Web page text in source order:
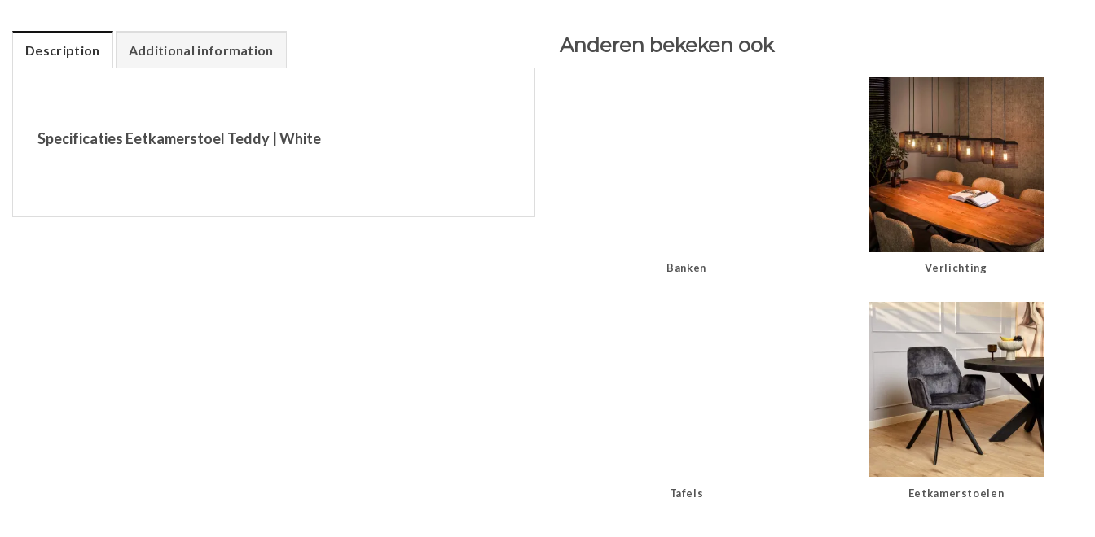
Description Additional information
Specificaties Eetkamerstoel Teddy | White
Anderen bekeken ook
Banken Verlichting
Tafels Eetkamerstoelen